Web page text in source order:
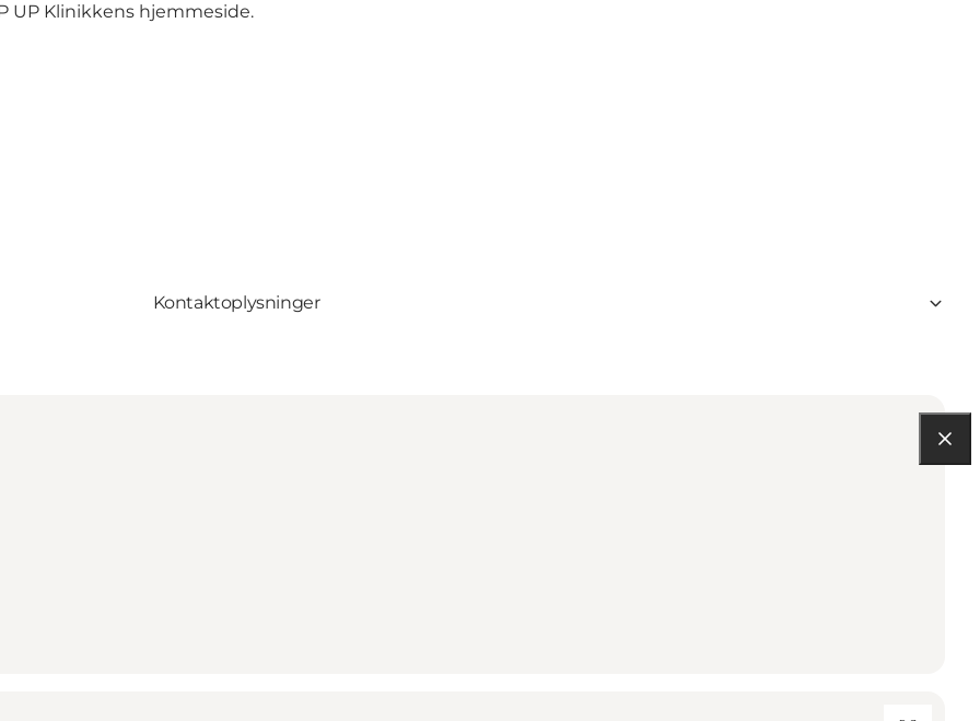
UP Klinikkens hjemmeside.
Kontaktoplysninger